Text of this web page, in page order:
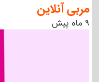
مربی آنلاین
۹ ماه پیش